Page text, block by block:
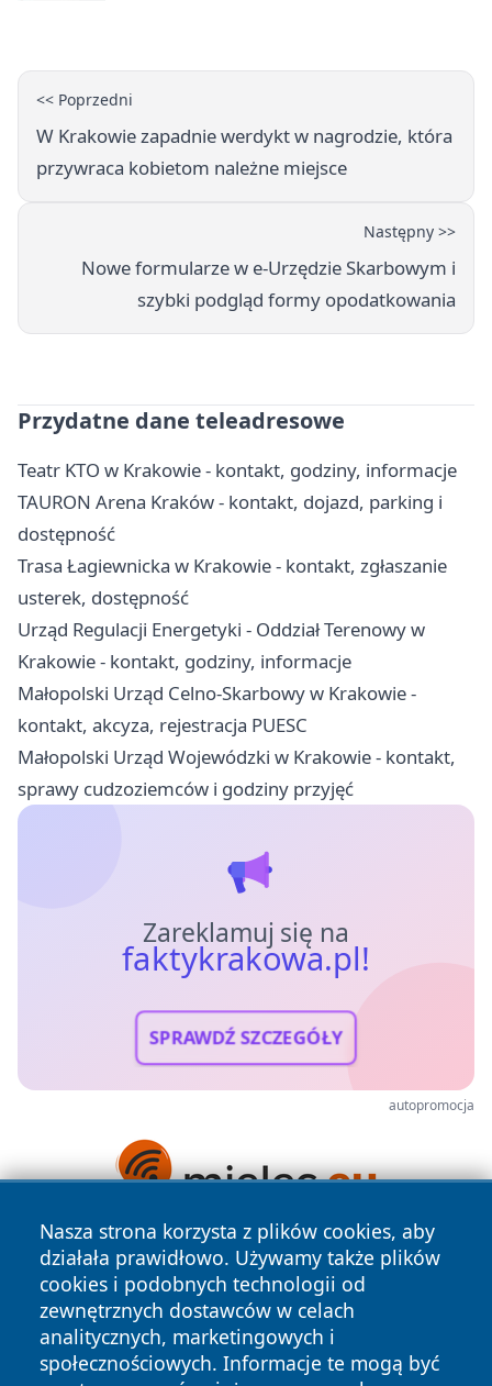
<< Poprzedni
W Krakowie zapadnie werdykt w nagrodzie, która
przywraca kobietom należne miejsce
Następny >>
Nowe formularze w e‑Urzędzie Skarbowym i
szybki podgląd formy opodatkowania
Przydatne dane teleadresowe
Teatr KTO w Krakowie - kontakt, godziny, informacje
TAURON Arena Kraków - kontakt, dojazd, parking i
dostępność
Trasa Łagiewnicka w Krakowie - kontakt, zgłaszanie
usterek, dostępność
Urząd Regulacji Energetyki - Oddział Terenowy w
Krakowie - kontakt, godziny, informacje
Małopolski Urząd Celno-Skarbowy w Krakowie -
kontakt, akcyza, rejestracja PUESC
Małopolski Urząd Wojewódzki w Krakowie - kontakt,
sprawy cudzoziemców i godziny przyjęć
Zareklamuj się na
faktykrakowa.pl!
SPRAWDŹ SZCZEGÓŁY
autopromocja
Nasza strona korzysta z plików cookies, aby
działała prawidłowo. Używamy także plików
cookies i podobnych technologii od
zewnętrznych dostawców w celach
analitycznych, marketingowych i
społecznościowych. Informacje te mogą być
Copyright © 2026 faktykrakowa.pl Wszystkie prawa